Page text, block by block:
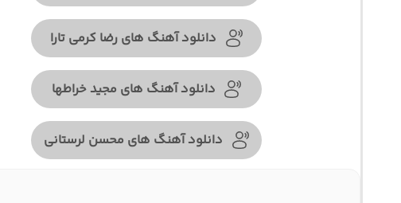
دانلود آهنگ های رضا کرمی تارا
دانلود آهنگ های مجید خراطها
دانلود آهنگ های محسن لرستانی